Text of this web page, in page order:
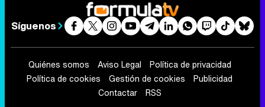
Síguenos
Quiénes somos Aviso Legal
Política de privacidad
Política de cookies
Gestión de cookies
Publicidad
Contactar
RSS